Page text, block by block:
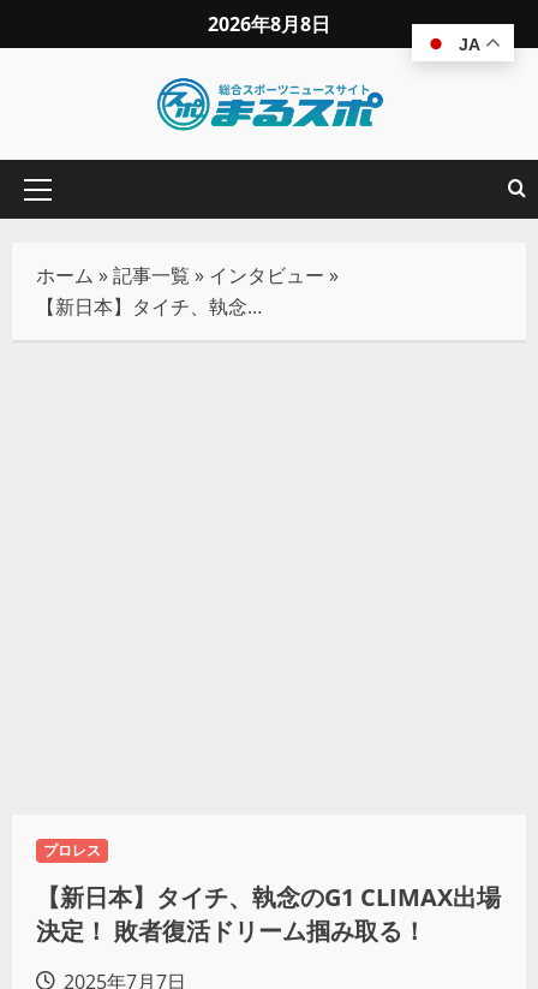
2026年8月8日
ホーム »記事一覧 » インタビュー »
【新日本】タイチ、執念のG1 CLIMAX出場決定！ 敗者復活ドリーム掴み取る！
プロレス
【新日本】タイチ、執念のG1 CLIMAX出場
決定！ 敗者復活ドリーム掴み取る！
2025年7月7日
JA